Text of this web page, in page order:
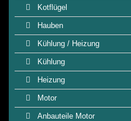
Kotflügel
Hauben
Kühlung / Heizung
Kühlung
Heizung
Motor
Anbauteile Motor